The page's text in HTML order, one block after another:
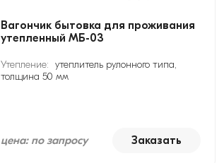
Вагончик бытовка для проживания
утепленный МБ-03
Утепление:
утеплитель рулонного типа,
толщина 50 мм
цена: по запросу Заказать